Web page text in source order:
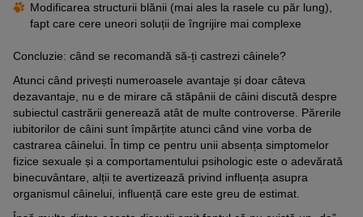
Modificarea structurii blănii (mai ales la rasele cu păr lung),
fapt care cere uneori soluții de îngrijire mai complexe
Concluzie: când se recomandă să-ți castrezi câinele?
Atunci când privești numeroasele avantaje și doar câteva
dezavantaje, nu e de mirare că stăpânii de câini discută despre
subiectul castrării generează atât de multe controverse. Părerile
iubitorilor de câini sunt împărțite atunci când vine vorba de
castrarea câinelui. În timp ce pentru unii absența simptomelor
fizice sexuale și a comportamentului psihologic este o adevărată
binecuvântare, alții te avertizează privind influența asupra
organismul câinelui, influență care este greu de estimat.